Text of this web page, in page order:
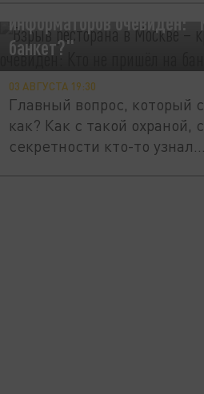
информаторов очевиден:
банкет?"
03 АВГУСТА 19:30
Главный вопрос, который
как? Как с такой охраной,
секретности кто-то узнал...